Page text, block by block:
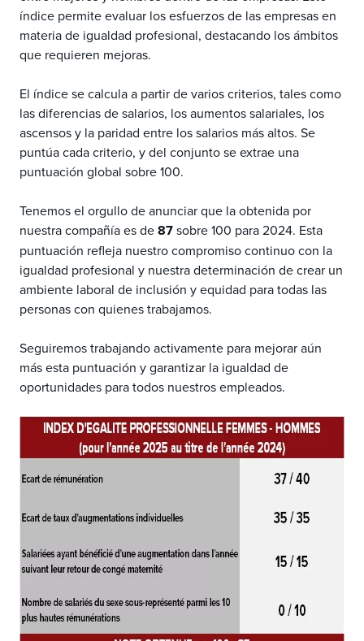
índice permite evaluar los esfuerzos de las empresas en
materia de igualdad profesional, destacando los ámbitos
que requieren mejoras.
El índice se calcula a partir de varios criterios, tales como
las diferencias de salarios, los aumentos salariales, los
ascensos y la paridad entre los salarios más altos. Se
puntúa cada criterio, y del conjunto se extrae una
puntuación global sobre 100.
Tenemos el orgullo de anunciar que la obtenida por
nuestra compañía es de87sobre 100 para 2024. Esta
puntuación refleja nuestro compromiso continuo con la
igualdad profesional y nuestra determinación de crear un
ambiente laboral de inclusión y equidad para todas las
personas con quienes trabajamos.
Seguiremos trabajando activamente para mejorar aún
más esta puntuación y garantizar la igualdad de
oportunidades para todos nuestros empleados.